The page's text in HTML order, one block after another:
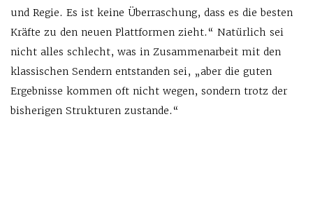
und Regie. Es ist keine Überraschung, dass es die besten
Kräfte zu den neuen Plattformen zieht.“ Natürlich sei
nicht alles schlecht, was in Zusammenarbeit mit den
klassischen Sendern entstanden sei, „aber die guten
Ergebnisse kommen oft nicht wegen, sondern trotz der
bisherigen Strukturen zustande.“